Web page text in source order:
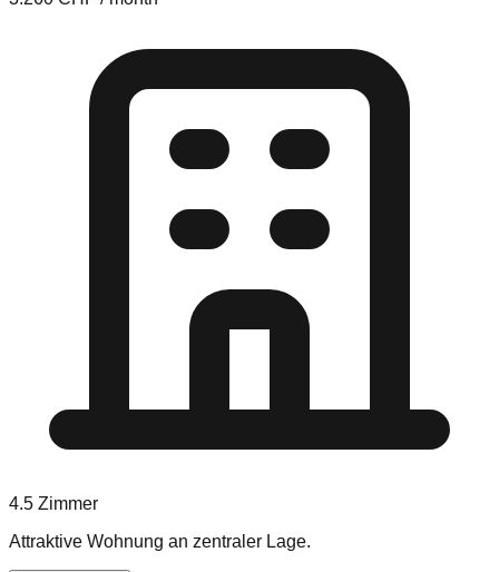
4.5 Zimmer
Attraktive Wohnung an zentraler Lage.